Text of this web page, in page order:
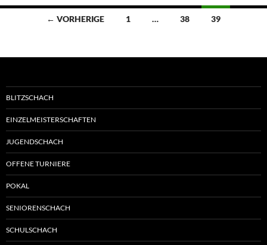
Beitragsnavigation
← VORHERIGE 1 … 38 39
BLITZSCHACH
EINZELMEISTERSCHAFTEN
JUGENDSCHACH
OFFENE TURNIERE
POKAL
SENIORENSCHACH
SCHULSCHACH